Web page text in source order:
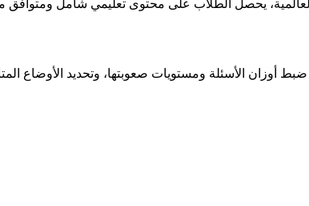
ضبط أوزان الأسئلة ومستويات صعوبتها، وتحديد الأوضاع